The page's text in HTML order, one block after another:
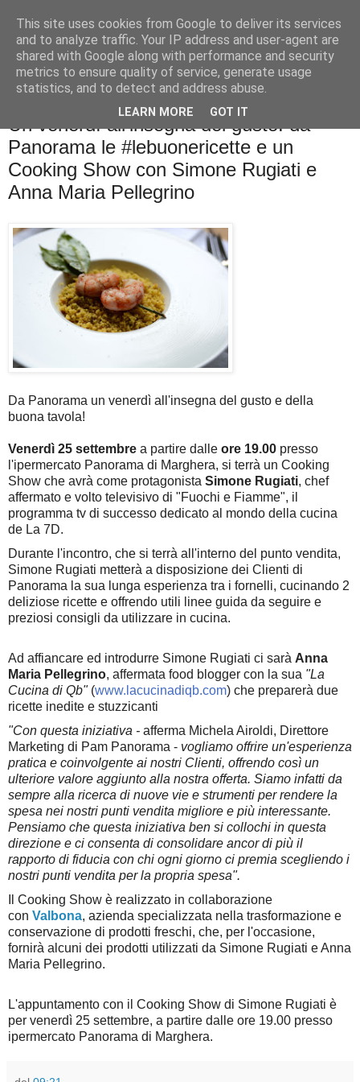
La cucina di QB
Se l'uomo è ciò che mangia il cuoco è ciò che cucina?
Un venerdì all'insegna del gusto: da
Panorama le #lebuonericette e un
Cooking Show con Simone Rugiati e
Anna Maria Pellegrino
Da Panorama un venerdì all'insegna del gusto e della
buona tavola!
Venerdì 25 settembre a partire dalle ore 19.00 presso
l'ipermercato Panorama di Marghera, si terrà un Cooking
Show che avrà come protagonista Simone Rugiati, chef
affermato e volto televisivo di "Fuochi e Fiamme", il
programma tv di successo dedicato al mondo della cucina
de La 7D.
Durante l'incontro, che si terrà all'interno del punto vendita,
Simone Rugiati metterà a disposizione dei Clienti di
Panorama la sua lunga esperienza tra i fornelli, cucinando 2
deliziose ricette e offrendo utili linee guida da seguire e
preziosi consigli da utilizzare in cucina.
Ad affiancare ed introdurre Simone Rugiati ci sarà Anna
Maria Pellegrino, affermata food blogger con la sua "La
Cucina di Qb"(www.lacucinadiqb.com) che preparerà due
ricette inedite e stuzzicanti
"Con questa iniziativa - afferma Michela Airoldi, Direttore
Marketing di Pam Panorama - vogliamo offrire un'esperienza
pratica e coinvolgente ai nostri Clienti, offrendo così un
ulteriore valore aggiunto alla nostra offerta. Siamo infatti da
sempre alla ricerca di nuove vie e strumenti per rendere la
spesa nei nostri punti vendita migliore e più interessante.
Pensiamo che questa iniziativa ben si collochi in questa
direzione e ci consenta di consolidare ancor di più il
rapporto di fiducia con chi ogni giorno ci premia scegliendo i
nostri punti vendita per la propria spesa".
Il Cooking Show è realizzato in collaborazione
con Valbona, azienda specializzata nella trasformazione e
conservazione di prodotti freschi, che, per l'occasione,
fornirà alcuni dei prodotti utilizzati da Simone Rugiati e Anna
Maria Pellegrino.
L'appuntamento con il Cooking Show di Simone Rugiati è
per venerdì 25 settembre, a partire dalle ore 19.00 presso
ipermercato Panorama di Marghera.
This site uses cookies from Google to deliver its services
and to analyze traffic. Your IP address and user-agent are
shared with Google along with performance and security
metrics to ensure quality of service, generate usage
statistics, and to detect and address abuse.
LEARN MORE GOT IT